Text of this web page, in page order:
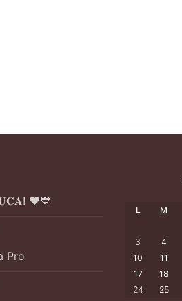
❤️💙
Pro
L M
3
4
10
11
17
18
24
25